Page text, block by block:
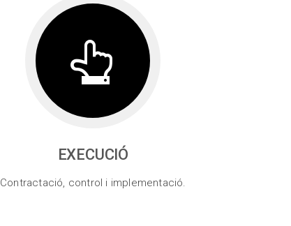
EXECUCIÓ
Contractació, control i implementació.